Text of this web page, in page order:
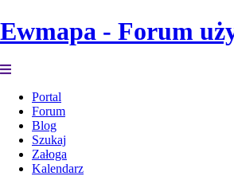
Ewmapa - Forum
Portal
Forum
Blog
Szukaj
Załoga
Kalendarz